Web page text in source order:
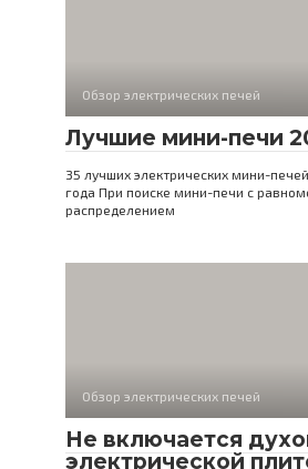
Обзор электрических печей
Лучшие мини-печи
35 лучших электрических мини-
года При поиске мини-печи с
распределением
Обзор электрических печей
Не включается
электрической